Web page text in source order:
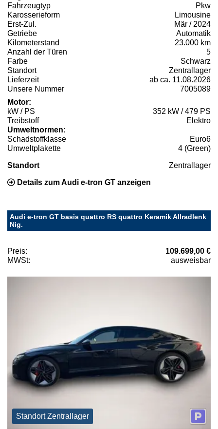
Fahrzeugtyp
Pkw
Karosserieform
Limousine
Erst-Zul.
Mär / 2024
Getriebe
Automatik
Kilometerstand
23.000 km
Anzahl der Türen
5
Farbe
Schwarz
Standort
Zentrallager
Lieferzeit
ab ca. 11.08.2026
Unsere Nummer
7005089
Motor:
kW / PS
352 kW / 479 PS
Treibstoff
Elektro
Umweltnormen:
Schadstoffklasse
Euro6
Umweltplakette
4 (Green)
Standort Zentrallager
Details zum Audi e-tron GT anzeigen
Audi e-tron GT basis quattro RS quattro Keramik Allradlenk
Nig.
Preis:
109.699,00 €
MWSt:
ausweisbar
Standort Zentrallager